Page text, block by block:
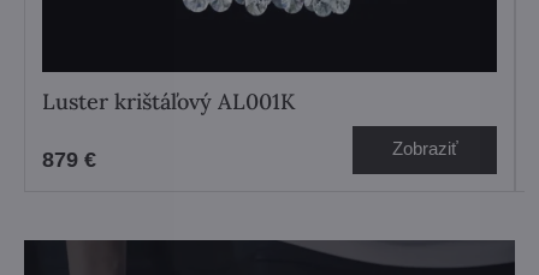
Luster krištáľový AL001K
879 € Zobraziť